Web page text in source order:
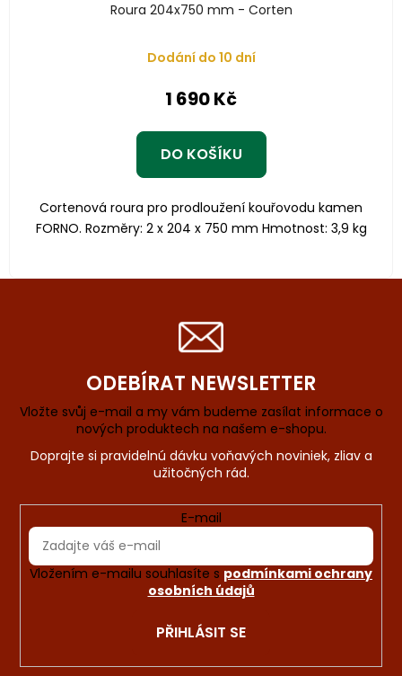
Roura 204x750 mm - Corten
Dodání do 10 dní
1 690 Kč
DO KOŠÍKU
Cortenová roura pro prodloužení kouřovodu kamen
FORNO. Rozměry: 2 x 204 x 750 mm Hmotnost: 3,9 kg
ODEBÍRAT NEWSLETTER
Vložte svůj e-mail a my vám budeme zasílat informace o
nových produktech na našem e-shopu.
E-mail
Vložením e-mailu souhlasíte s podmínkami ochrany
osobních údajů
PŘIHLÁSIT SE